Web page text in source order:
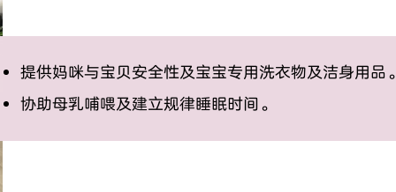
提供妈咪与宝贝安全性及宝宝专用洗衣物及洁身用品。
协助母乳哺喂及建立规律睡眠时间。